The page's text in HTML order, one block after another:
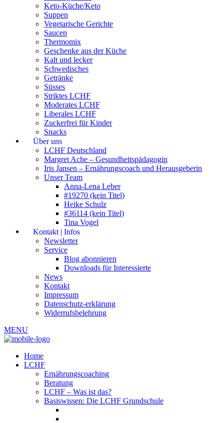
Keto-Küche/Keto
Suppen
Vegetarische Gerichte
Saucen
Thermomix
Geschenke aus der Küche
Kalt und lecker
Schwedisches
Getränke
Süsses
Striktes LCHF
Moderates LCHF
Liberales LCHF
Zuckerfrei für Kinder
Snacks
Über uns
LCHF Deutschland
Margret Ache – Gesundheitspädagogin
Iris Jansen – Ernährungscoach und Herausgeberin
Unser Team
Anna-Lena Leber
#19270 (kein Titel)
Heike Schulz
#36114 (kein Titel)
Tina Vogel
Kontakt | Infos
Newsletter
Service
Blog abonnieren
Downloads für Interessierte
News
Kontakt
Impressum
Datenschutz-erklärung
Widerrufsbelehrung
MENU
Home
LCHF
Ernährungscoaching
Beratung
LCHF – Was ist das?
Basiswissen: Die LCHF Grundschule